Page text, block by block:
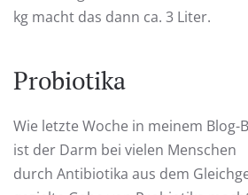
kg macht das dann ca. 3 Liter.
Probiotika
Wie letzte Woche in meinem Blog-
ist der Darm bei vielen Menschen
durch Antibiotika aus dem